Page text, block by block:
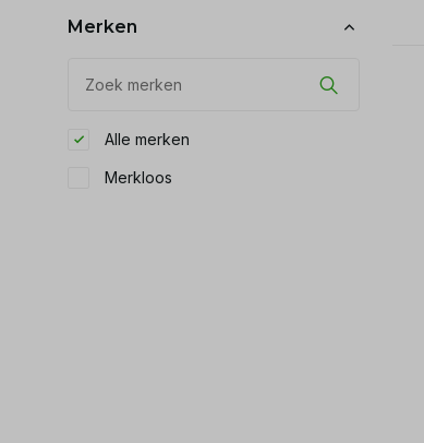
Merken
Alle merken
Merkloos